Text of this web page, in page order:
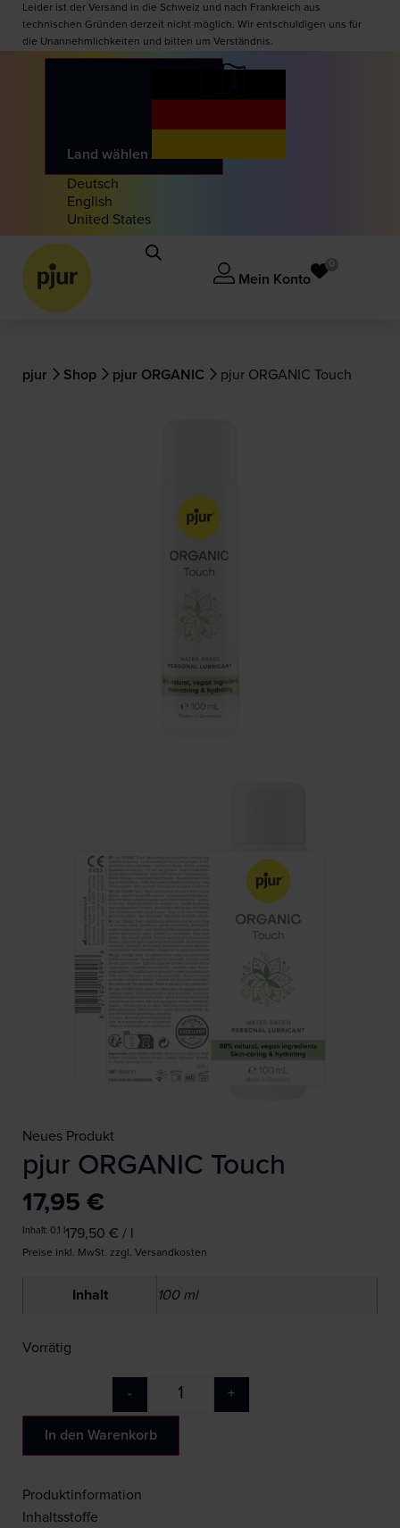
Leider ist der Versand in die Schweiz und nach Frankreich aus
technischen Gründen derzeit nicht möglich. Wir entschuldigen uns für
die Unannehmlichkeiten und bitten um Verständnis.
Land wählen
Deutsch
English
United States
Mein Konto
pjur Shop pjur ORGANIC pjur ORGANIC Touch
Neues Produkt
pjur ORGANIC Touch
17,95 €
Inhalt: 0,1 179,50 € /
Preise inkl. MwSt. zzgl. Versandkosten
Inhalt 100 ml
Vorrätig
- +
In den Warenkorb
Produktinformation
Inhaltsstoffe